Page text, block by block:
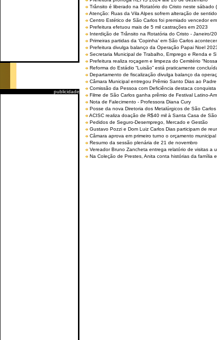
publicidade
Trânsito é liberado na Rotatório do Cristo neste sábado
Atenção: Ruas da Vila Alpes sofrem alteração de
Centro Estético de São Carlos foi premiado vencedor
Prefeitura efetuou mais de 5 mil castrações em 2023
Interdição de Trânsito na Rotatória do Cristo - Janeiro/
Primeiras partidas da ‘Copinha’ em São Carlos
Prefeitura divulga balanço da Operação Papai Noel
Secretaria Municipal de Trabalho, Emprego e Renda e
Prefeitura realiza roçagem e limpeza do Cemitério
Reforma do Estádio “Luisão” está praticamente
Departamento de fiscalização divulga balanço da
Câmara Municipal entregou Prêmio Santo Dias ao
Comissão da Pessoa com Deficiência destaca
Filme de São Carlos ganha prêmio de Festival Latino-
Nota de Falecimento - Professora Diana Cury
Posse da nova Diretoria dos Metalúrgicos de São
ACISC realiza doação de R$40 mil à Santa Casa de
Pedidos de Seguro-Desemprego, Mercado e Gestão
Gustavo Pozzi e Dom Luiz Carlos Dias participam de
Câmara aprova em primeiro turno o orçamento
Resumo da sessão plenária de 21 de novembro
Vereador Bruno Zancheta entrega relatório de visitas a
Na Coleção de Prestes, Anita conta histórias da família